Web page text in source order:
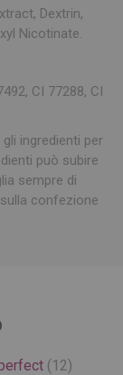
Dextrin,
Nicotinate.
CI 77288, CI
ingredienti per
può subire
sempre di
confezione
(12)